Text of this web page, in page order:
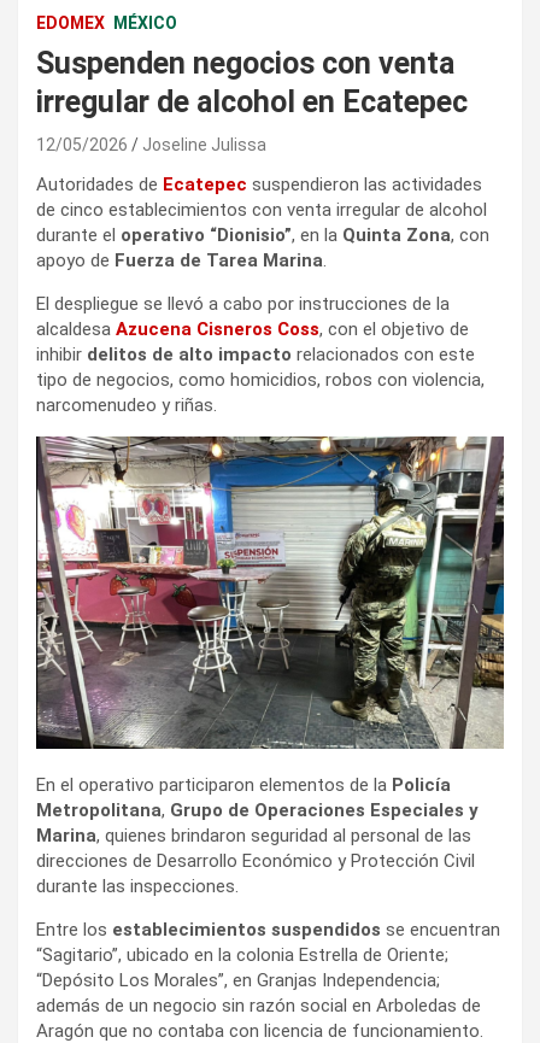
EDOMEX MÉXICO
Suspenden negocios con venta
irregular de alcohol en Ecatepec
12/05/2026 Joseline Julissa
Autoridades de Ecatepec suspendieron las actividades
de cinco establecimientos con venta irregular de alcohol
durante el operativo “Dionisio”, en la Quinta Zona, con
apoyo de Fuerza de Tarea Marina.
El despliegue se llevó a cabo por instrucciones de la
alcaldesa Azucena Cisneros Coss, con el objetivo de
inhibir delitos de alto impacto relacionados con este
tipo de negocios, como homicidios, robos con violencia,
narcomenudeo y riñas.
En el operativo participaron elementos de la Policía
Metropolitana, Grupo de Operaciones Especiales y
Marina, quienes brindaron seguridad al personal de las
direcciones de Desarrollo Económico y Protección Civil
durante las inspecciones.
Entre los establecimientos suspendidos se encuentran
“Sagitario”, ubicado en la colonia Estrella de Oriente;
“Depósito Los Morales”, en Granjas Independencia;
además de un negocio sin razón social en Arboledas de
Aragón que no contaba con licencia de funcionamiento.